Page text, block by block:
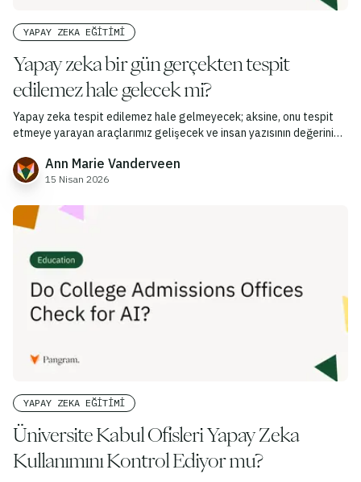
YAPAY ZEKA EĞITIMI
Yapay zeka bir gün gerçekten tespit
edilemez hale gelecek mi?
Yapay zeka tespit edilemez hale gelmeyecek; aksine, onu tespit
etmeye yarayan araçlarımız gelişecek ve insan yazısının değerini
Ann Marie Vanderveen
15 Nisan 2026
YAPAY ZEKA EĞITIMI
Üniversite Kabul Ofisleri Yapay Zeka
Kullanımını Kontrol Ediyor mu?